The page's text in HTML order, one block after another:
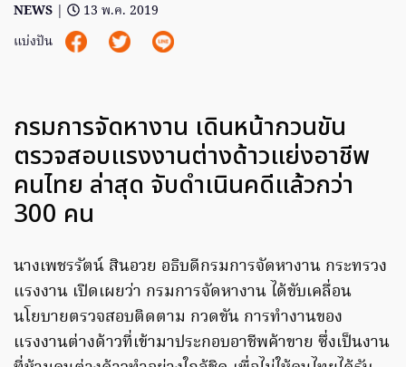
NEWS |
13 พ.ค. 2019
แบ่งปัน
กรมการจัดหางาน เดินหน้ากวนขัน
ตรวจสอบแรงงานต่างด้าวแย่งอาชีพ
คนไทย ล่าสุด จับดำเนินคดีแล้วกว่า
300 คน
นางเพชรรัตน์ สินอวย อธิบดีกรมการจัดหางาน กระทรวง
แรงงาน เปิดเผยว่า กรมการจัดหางาน ได้ขับเคลื่อน
นโยบายตรวจสอบติดตาม กวดขัน การทำงานของ
แรงงานต่างด้าวที่เข้ามาประกอบอาชีพค้าขาย ซึ่งเป็นงาน